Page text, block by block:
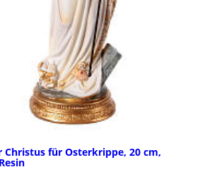
Christus für Osterkrippe, 20 cm,